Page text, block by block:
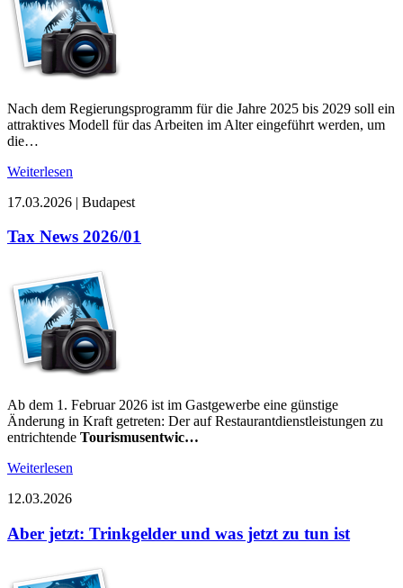
Nach dem Regierungsprogramm für die Jahre 2025 bis 2029 soll ein
attraktives Modell für das Arbeiten im Alter eingeführt werden, um
die…
Weiterlesen
17.03.2026 | Budapest
Tax News 2026/01
Ab dem 1. Februar 2026 ist im Gastgewerbe eine günstige
Änderung in Kraft getreten: Der auf Restaurantdienstleistungen zu
entrichtende Tourismusentwic…
Weiterlesen
12.03.2026
Aber jetzt: Trinkgelder und was jetzt zu tun ist